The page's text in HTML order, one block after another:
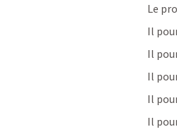
Le
Il
Il
Il
Il
Il